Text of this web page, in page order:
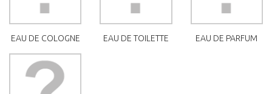
EAU DE COLOGNE EAU DE TOILETTE EAU DE PARFUM